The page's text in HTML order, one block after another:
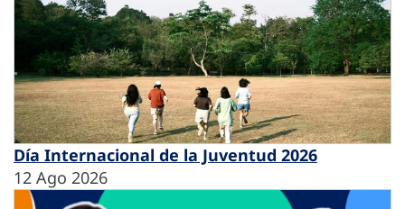
Día Internacional de la Juventud 2026
12 Ago 2026